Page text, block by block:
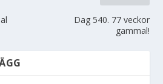
Dag 540. 77 veckor
gammal!